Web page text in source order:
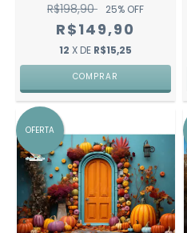
R$198,90 25% OFF
R$149,90
12 X DE R$15,25
COMPRAR
OFERTA